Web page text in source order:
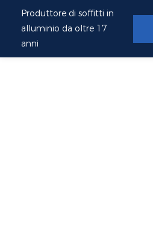
Produttore di soffitti in
alluminio da oltre 17
anni